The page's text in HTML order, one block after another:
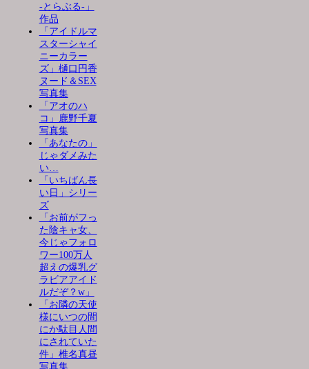
-とらぶる-」
作品
「アイドルマ
スターシャイ
ニーカラー
ズ」樋口円香
ヌード＆SEX
写真集
「アオのハ
コ」鹿野千夏
写真集
「あなたの」
じゃダメみた
い…
「いちばん長
い日」シリー
ズ
「お前がフっ
た陰キャ女、
今じゃフォロ
ワー100万人
超えの爆乳グ
ラビアアイド
ルだぞ？w」
「お隣の天使
様にいつの間
にか駄目人間
にされていた
件」椎名真昼
写真集